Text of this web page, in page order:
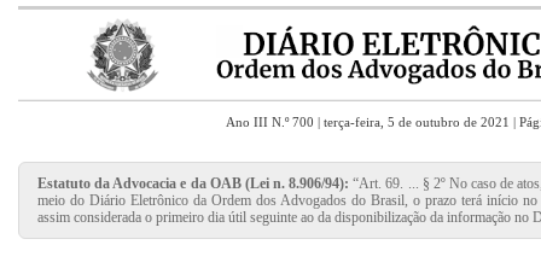
Ano III N.º 700 | terça-feira, 5 de outubro de 2021 |
Estatuto da Advocacia e da OAB (Lei n. 8.906/94): “Art. 69. ... § 2º No caso de
meio do Diário Eletrônico da Ordem dos Advogados do Brasil, o prazo terá início
assim considerada o primeiro dia útil seguinte ao da disponibilização da informação no